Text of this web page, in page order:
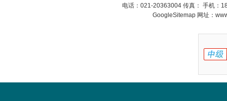
电话：021-20363004 传真： 手机：
GoogleSitemap网址：